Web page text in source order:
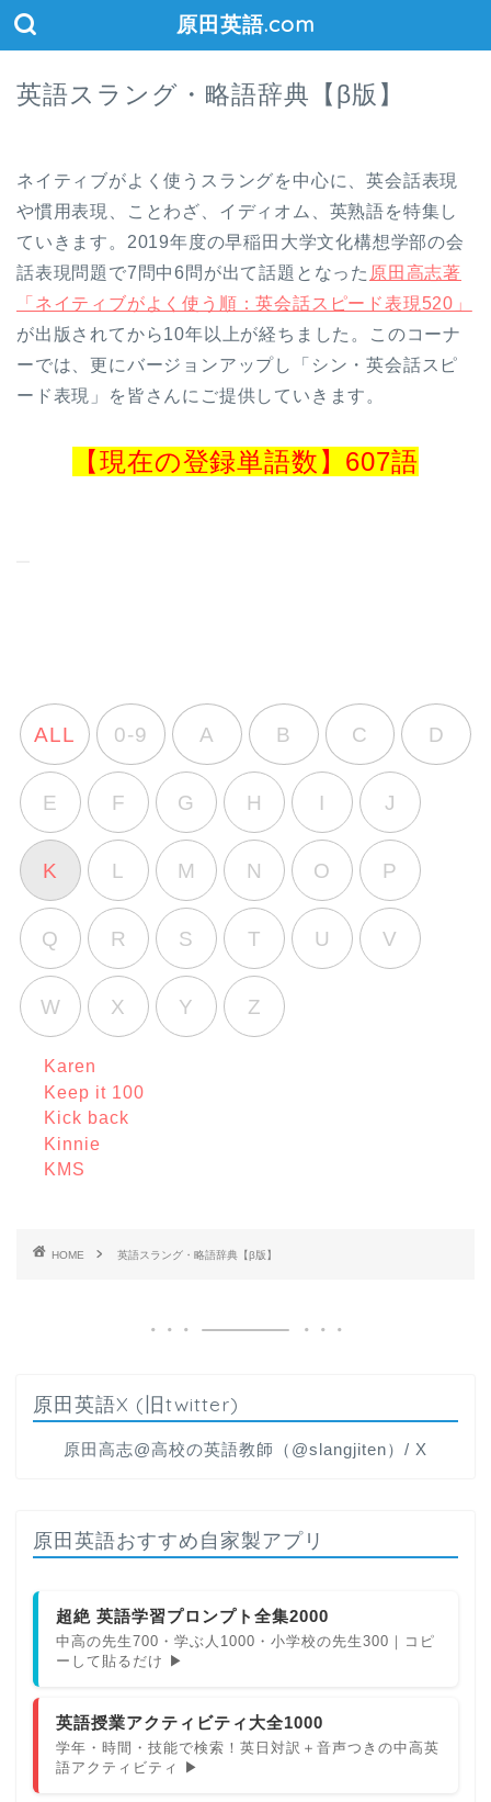
原田英語.com
英語スラング・略語辞典【β版】
ネイティブがよく使うスラングを中心に、英会話表現
や慣用表現、ことわざ、イディオム、英熟語を特集し
ていきます。2019年度の早稲田大学文化構想学部の会
話表現問題で7問中6問が出て話題となった 原田高志著
「ネイティブがよく使う順：英会話スピード表現520」
が出版されてから10年以上が経ちました。このコーナ
ーでは、更にバージョンアップし「シン・英会話スピ
ード表現」を皆さんにご提供していきます。
【現在の登録単語数】607語
ALL 0-9 A B C D
E F G H I J
K L M N O P
Q R S T U V
W X Y Z
Karen
Keep it 100
Kick back
Kinnie
KMS
HOME 英語スラング・略語辞典【β版】
原田英語X (旧twitter)
原田高志@高校の英語教師（@slangjiten）/ X
原田英語おすすめ自家製アプリ
超絶 英語学習プロンプト全集2000
中高の先生700・学ぶ人1000・小学校の先生300｜コピ
ーして貼るだけ ▶
英語授業アクティビティ大全1000
学年・時間・技能で検索！英日対訳＋音声つきの中高英
語アクティビティ ▶